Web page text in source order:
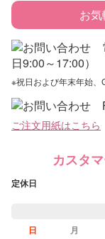
お
※祝日および年末年始、
ご注文用紙はこちら
カスタ
定休日
日
月